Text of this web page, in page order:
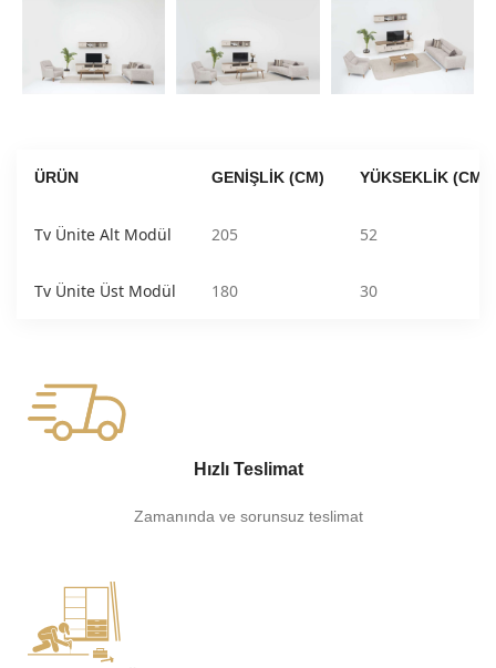
ÜRÜN GENIŞLIK (CM) YÜKSEKLIK (CM)
Tv Ünite Alt Modül 205 52
Tv Ünite Üst Modül 180 30
Hızlı Teslimat
Zamanında ve sorunsuz teslimat